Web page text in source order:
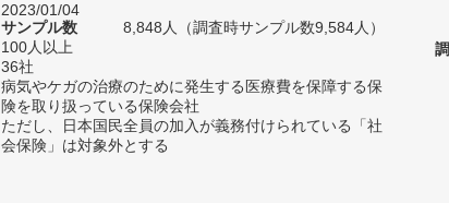
2023/01/04
サンプル数
8,848人（調査時サンプル数9,584人）
100人以上
36社
病気やケガの治療のために発生する医療費を保障する保
険を取り扱っている保険会社
ただし、日本国民全員の加入が義務付けられている「社
会保険」は対象外とする